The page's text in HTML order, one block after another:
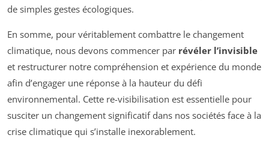
de simples gestes écologiques.
En somme, pour véritablement combattre le changement
climatique, nous devons commencer par révéler l’invisible
et restructurer notre compréhension et expérience du monde
afin d’engager une réponse à la hauteur du défi
environnemental. Cette re-visibilisation est essentielle pour
susciter un changement significatif dans nos sociétés face à la
crise climatique qui s’installe inexorablement.